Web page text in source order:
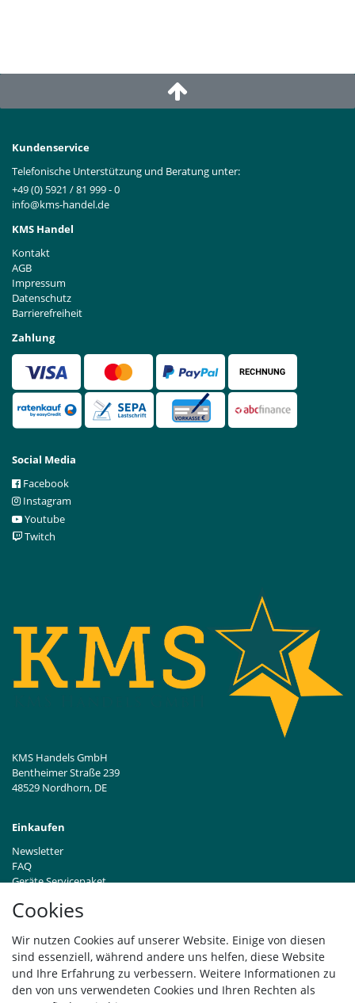
Cookies
Wir nutzen Cookies auf unserer Website. Einige von diesen
sind essenziell, während andere uns helfen, diese Website
und Ihre Erfahrung zu verbessern. Weitere Informationen zu
den von uns verwendeten Cookies und Ihren Rechten als
Kundenservice
Telefonische Unterstützung und Beratung unter:
+49 (0) 5921 / 81 999 - 0
info@kms-handel.de
KMS Handel
Kontakt
AGB
Impressum
Datenschutz
Barrierefreiheit
Zahlung
Social Media
Facebook
Instagram
Youtube
Twitch
KMS Handels GmbH
Bentheimer Straße 239
48529 Nordhorn, DE
Einkaufen
Newsletter
FAQ
Geräte Servicepaket
Händleranfragen B2B
Widerrufsrecht
Vertrag widerrufen
Versand